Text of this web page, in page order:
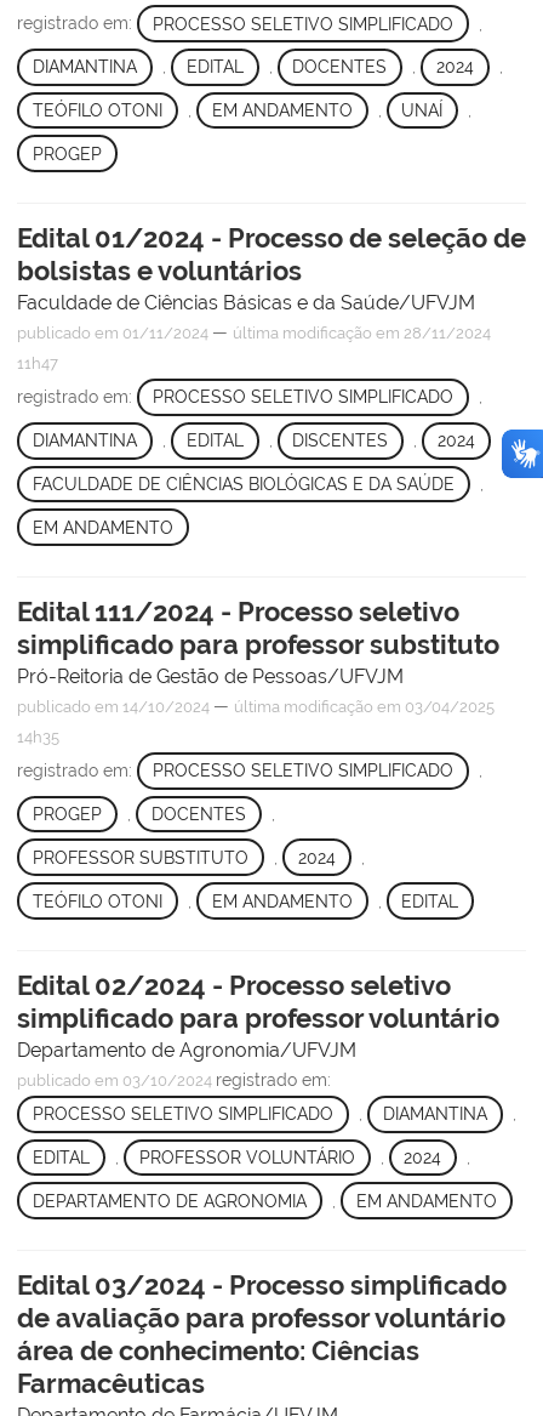
registrado em: PROCESSO SELETIVO SIMPLIFICADO
DIAMANTINA , EDITAL , DOCENTES , 2024 ,
TEÓFILO OTONI EM ANDAMENTO UNAÍ
PROGEP
Edital 01/2024 - Processo de seleção de
bolsistas e voluntários
Faculdade de Ciências Básicas e da Saúde/UFVJM
publicado em 01/11/2024 — última modificação em 28/11/2024
11h47
registrado em: PROCESSO SELETIVO SIMPLIFICADO ,
DIAMANTINA EDITAL DISCENTES , 2024 ,
FACULDADE DE CIÊNCIAS BIOLÓGICAS E DA SAÚDE
EM ANDAMENTO
Edital 111/2024 - Processo seletivo
simplificado para professor substituto
Pró-Reitoria de Gestão de Pessoas/UFVJM
publicado em 14/10/2024 — última modificação em 03/04/2025
14h35
registrado em: PROCESSO SELETIVO SIMPLIFICADO ,
PROGEP DOCENTES
PROFESSOR SUBSTITUTO 2024
TEÓFILO OTONI EM ANDAMENTO EDITAL
Edital 02/2024 - Processo seletivo
simplificado para professor voluntário
Departamento de Agronomia/UFVJM
publicado em 03/10/2024 registrado em:
PROCESSO SELETIVO SIMPLIFICADO
, DIAMANTINA ,
EDITAL PROFESSOR VOLUNTÁRIO 2024
DEPARTAMENTO DE AGRONOMIA EM ANDAMENTO
Edital 03/2024 - Processo simplificado
de avaliação para professor voluntário
área de conhecimento: Ciências
Farmacêuticas